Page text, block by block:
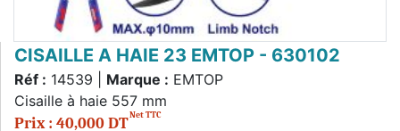
CISAILLE A HAIE 23 EMTOP - 630102
Réf : 14539 | Marque : EMTOP
Cisaille à haie 557 mm
Prix : 40,000 DTNet TTC